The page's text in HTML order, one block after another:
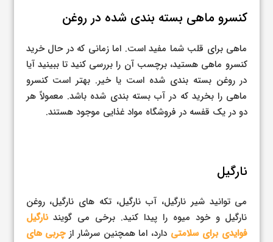
کنسرو ماهی بسته بندی شده در روغن
ماهی برای قلب شما مفید است. اما زمانی که در حال خرید
کنسرو ماهی هستید، برچسب آن را بررسی کنید تا ببینید آیا
در روغن بسته بندی شده است یا خیر. بهتر است کنسرو
ماهی را بخرید که در آب بسته بندی شده باشد. معمولاً هر
دو در یک قفسه در فروشگاه مواد غذایی موجود هستند.
نارگیل
می توانید شیر نارگیل، آب نارگیل، تکه های نارگیل، روغن
نارگیل و خود میوه را پیدا کنید. برخی می گویندنارگیل
فوایدی برای سلامتی دارد، اما همچنین سرشار ازچربی های